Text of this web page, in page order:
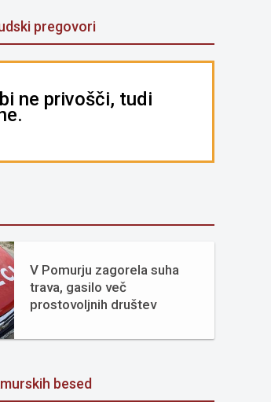
pregovori
ne privošči, tudi
V Pomurju zagorela suha
trava, gasilo več
prostovoljnih društev
besed